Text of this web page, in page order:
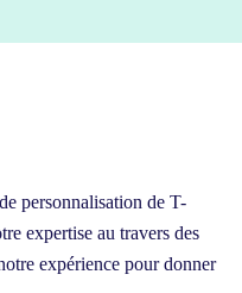
personnalisation de T-
expertise au travers des
expérience pour donner